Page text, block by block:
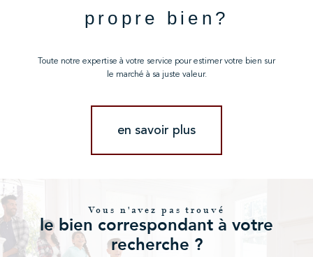
propre bien?
Toute notre expertise à votre service pour estimer votre bien sur
le marché à sa juste valeur.
en savoir plus
Vous n'avez pas trouvé
le bien correspondant à votre
recherche ?